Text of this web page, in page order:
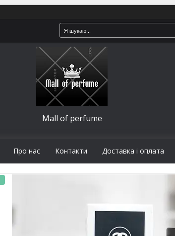
Mall of perfume
Про нас Контакти Доставка і оплата